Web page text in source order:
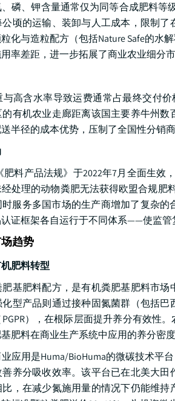
磷、钾含量通常仅为同等合成肥料等
顷的运输、装卸与人工成本，限制
化与造粒配方（包括Nature Safe的水
率差距，进一步拓展了商业农业细分市
高含水率导致运费通常占最终交付
有机农业走廊距离该国主要养牛州
半径的成本优势，压制了全国性分销
肥料产品法规》于2022年7月全面生
处理的动物粪肥无法获得欧盟合规肥
服务多国市场的生产商增加了复杂
证框架各自运行于不同体系——使监管
趋势
肥料转型
基肥料配方，是有机粪肥基肥料市
型产品则通过接种固氮菌群（包括
），在根际层面提升养分有效性
肥料在商业生产系统中应用的养分密度
应用是Huma/BioHuma的微碳技术平
养分吸收效率。该平台已在北美大
，在减少氮施用量的情况下仍能维